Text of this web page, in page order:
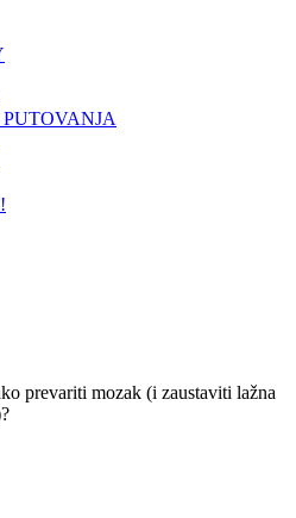
prevariti mozak (i zaustaviti lažna